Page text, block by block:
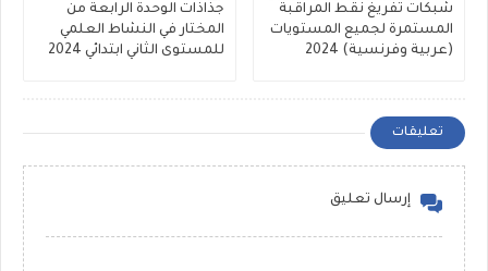
شبكات تفريغ نقط المراقبة
المستمرة لجميع المستويات
(عربية وفرنسية) 2024
جذاذات الوحدة الرابعة من
المختار في النشاط العلمي
للمستوى الثاني ابتدائي 2024
تعليقات
إرسال تعليق